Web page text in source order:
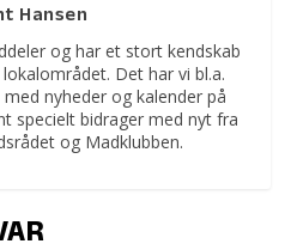
Hansen
og har et stort kendskab
Det har vi bl.a.
nyheder og kalender på
specielt bidrager med nyt fra
og Madklubben.